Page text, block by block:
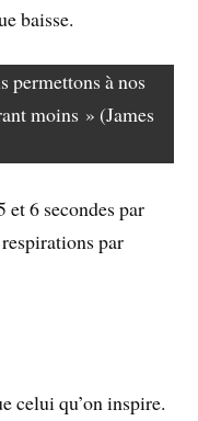
baisse.
permettons à nos
moins » (James
et 6 secondes par
par
celui qu’on inspire.